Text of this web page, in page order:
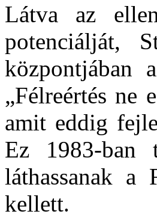
Látva az
potenciálját,
központjában
„Félreértés ne
amit eddig
Ez 1983-ban
láthassanak a
kellett.